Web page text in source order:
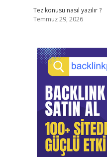
Tez konusu nasıl yazılır ?
Temmuz 29, 2026